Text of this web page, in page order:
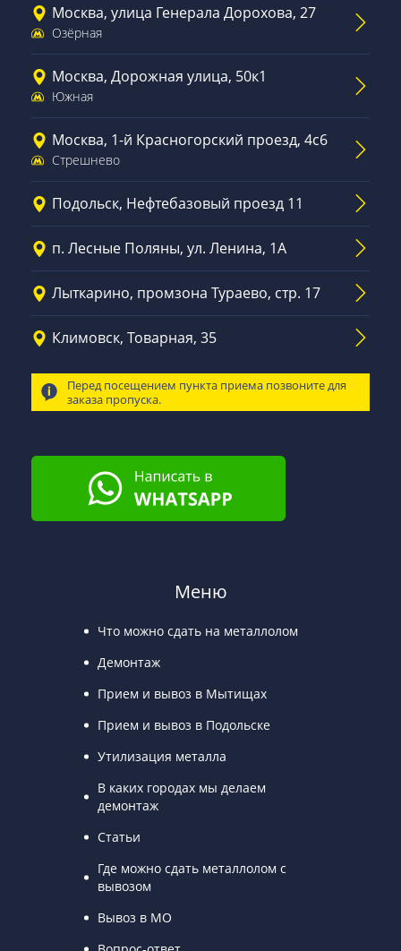
Москва, улица Генерала Дорохова, 27
Озёрная
Москва, Дорожная улица, 50к1
Южная
Москва, 1-й Красногорский проезд, 4с6
Стрешнево
Подольск, Нефтебазовый проезд 11
п. Лесные Поляны, ул. Ленина, 1А
Лыткарино, промзона Тураево, стр. 17
Климовск, Товарная, 35
Перед посещением пункта приема позвоните для
заказа пропуска.
Меню
Что можно сдать на металлолом
Демонтаж
Прием и вывоз в Мытищах
Прием и вывоз в Подольске
Утилизация металла
В каких городах мы делаем
демонтаж
Статьи
Где можно сдать металлолом с
вывозом
Вывоз в МО